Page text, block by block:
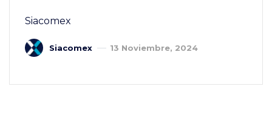
Siacomex
Siacomex 13 Noviembre, 2024